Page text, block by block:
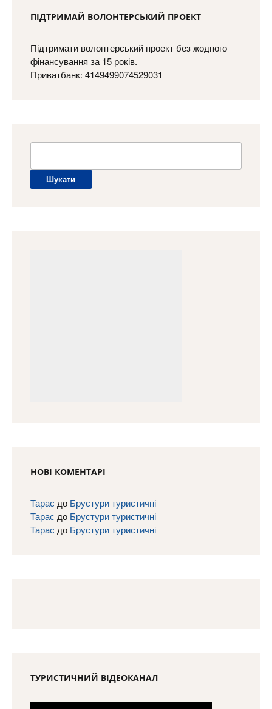
ПІДТРИМАЙ ВОЛОНТЕРСЬКИЙ ПРОЕКТ
Підтримати волонтерський проект без жодного
фінансування за 15 років.
Приватбанк: 4149499074529031
НОВІ КОМЕНТАРІ
Тарас до Брустури туристичні
Тарас до Брустури туристичні
Тарас до Брустури туристичні
ТУРИСТИЧНИЙ ВІДЕОКАНАЛ